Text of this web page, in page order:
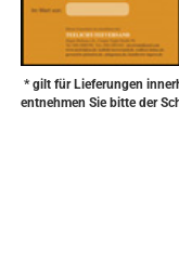
* gilt für Lieferungen
entnehmen Sie bitte der